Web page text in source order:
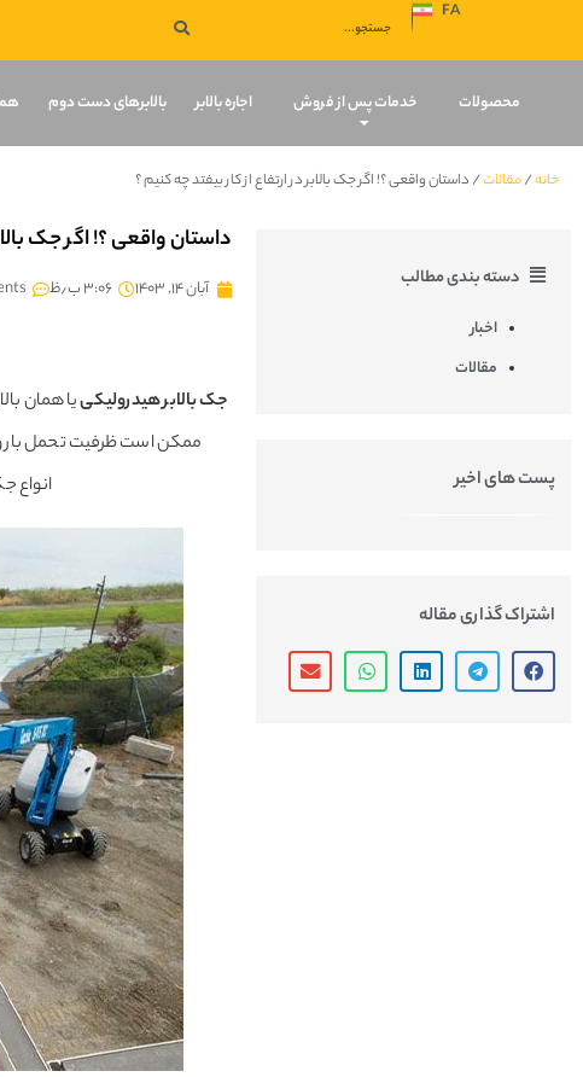
FA
صفحه نخست
محصولات خدمات پس از فروش اجاره بالابر بالابرهای دست دوم
خانه/مقالات/ داستان واقعی ؟! اگر جک بالابر در ارتفاع از کار بیفتد چه کنیم ؟
دسته بندی مطالب
اخبار
مقالات
پست های اخیر
اشتراک گذاری مقاله
داستان واقعی ؟! اگر جک
آبان ۱۴, ۱۴۰۳ ۳:۰۶ ب٫ظ
جک بالابر هیدرولیکییا همان
ممکن است ظرفیت تحمل بار و
انواع